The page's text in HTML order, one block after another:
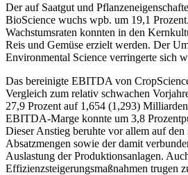
Der auf Saatgut und
BioScience wuchs wpb. um 19,1
Wachstumsraten konnten in den
Reis und Gemüse erzielt werden. Der
Environmental Science verringerte sich
Das bereinigte EBITDA von
Vergleich zum relativ schwachen
27,9 Prozent auf 1,654 (1,293)
EBITDA-Marge konnte um 3,8
Dieser Anstieg beruhte vor allem auf den
Absatzmengen sowie der damit
Auslastung der Produktionsanlagen.
Effizienzsteigerungsmaßnahmen trugen